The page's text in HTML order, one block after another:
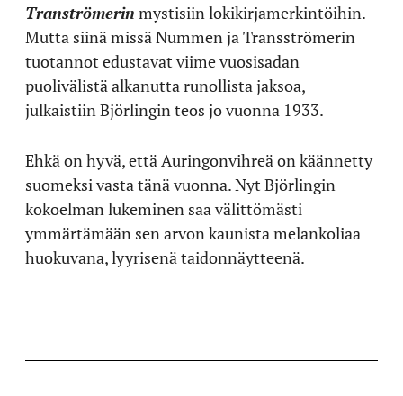
Tranströmerin mystisiin lokikirjamerkintöihin.
Mutta siinä missä Nummen ja Transströmerin
tuotannot edustavat viime vuosisadan
puolivälistä alkanutta runollista jaksoa,
julkaistiin Björlingin teos jo vuonna 1933.
Ehkä on hyvä, että Auringonvihreä on käännetty
suomeksi vasta tänä vuonna. Nyt Björlingin
kokoelman lukeminen saa välittömästi
ymmärtämään sen arvon kaunista melankoliaa
huokuvana, lyyrisenä taidonnäytteenä.